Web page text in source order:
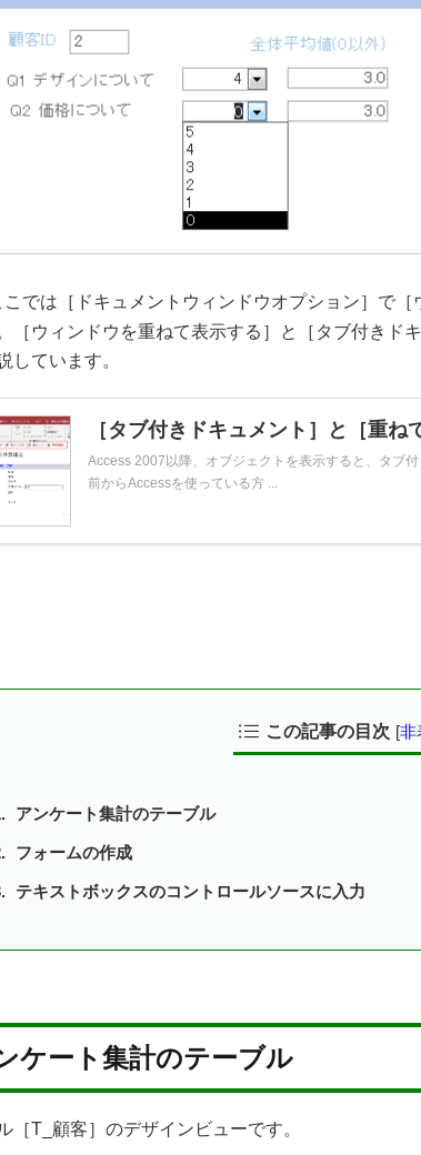
こでは［ドキュメントウィンドウオプション］で
［ウィンドウを重ねて表示する］と［タブ付きド
しています。
［タブ付きドキュメント］と［重
Access 2007以降、オブジェクトを表示すると、タブ
前からAccessを使っている方 ...
この記事の目次 [非
アンケート集計のテーブル
フォームの作成
テキストボックスのコントロールソースに入力
ケート集計のテーブル
［T_顧客］のデザインビューです。